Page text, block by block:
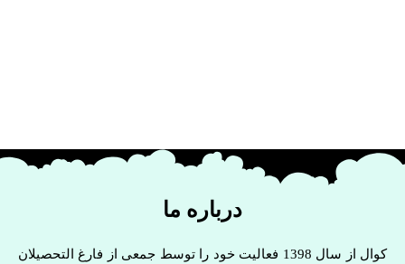
درباره ما
کوال از سال 1398 فعالیت خود را توسط جمعی از فارغ التحصیلان